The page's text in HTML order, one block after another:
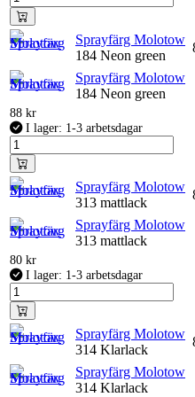
Sprayfärg Molotow
184 Neon green
Sprayfärg Molotow
184 Neon green
88 kr
I lager: 1-3 arbetsdagar
Sprayfärg Molotow
313 mattlack
Sprayfärg Molotow
313 mattlack
80 kr
I lager: 1-3 arbetsdagar
Sprayfärg Molotow
314 Klarlack
Sprayfärg Molotow
314 Klarlack